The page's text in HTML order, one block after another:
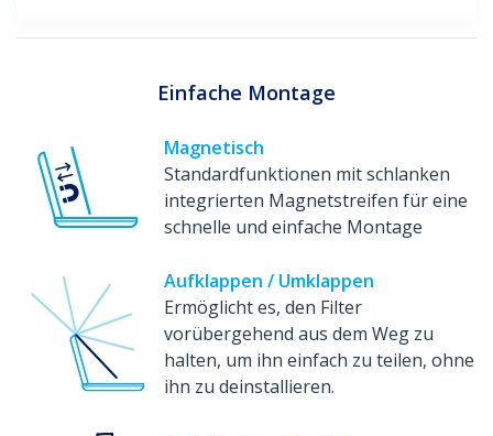
Einfache Montage
Magnetisch
Standardfunktionen mit schlanken
integrierten Magnetstreifen für eine
schnelle und einfache Montage
Aufklappen / Umklappen
Ermöglicht es, den Filter
vorübergehend aus dem Weg zu
halten, um ihn einfach zu teilen, ohne
ihn zu deinstallieren.